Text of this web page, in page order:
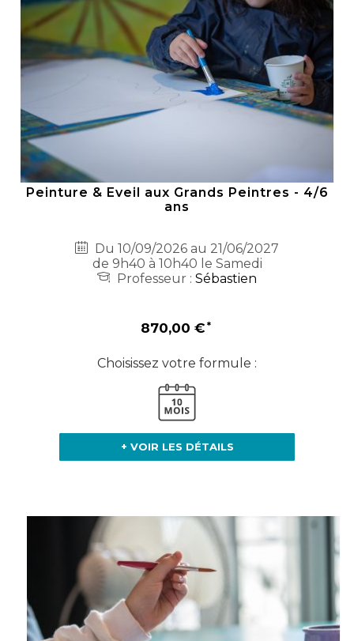
Peinture & Eveil aux Grands Peintres - 4/6
ans
Du 10/09/2026 au 21/06/2027
de 9h40 à 10h40 le Samedi
Professeur : Sébastien
870,00 €
Choisissez votre formule :
+ VOIR LES DÉTAILS